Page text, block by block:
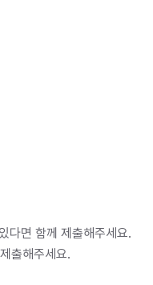
다면 함께 제출해주세요.
출해주세요.